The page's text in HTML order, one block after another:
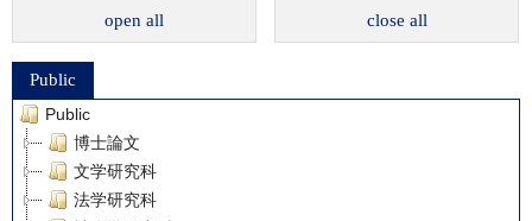
open all close all
Public
Public
博士論文
文学研究科
法学研究科